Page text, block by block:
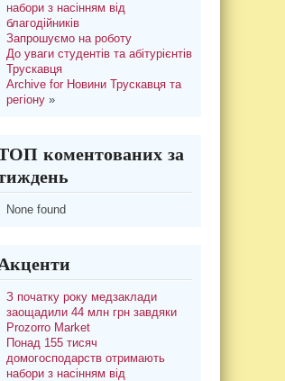
набори з насінням від
благодійників
Запрошуємо на роботу
До уваги студентів та абітурієнтів
Трускавця
Archive for Новини Трускавця та
регіону»
коментованих за
None found
З початку року медзаклади
заощадили 44 млн грн завдяки
Prozorro Market
Понад 155 тисяч
домогосподарств отримають
набори з насінням від